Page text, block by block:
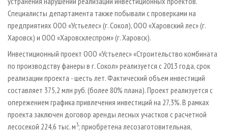
Специалисты департамента также побывали с проверками на
предприятиях ООО «Устьелес» (г. Сокол), ООО «Харовский лес» (г.
Харовск) и ООО «Харовсклеспром» (г. Харовск).
Инвестиционный проект ООО «Устьелес» «Строительство комбината
по производству фанеры в г. Сокол» реализуется с 2013 года, срок
реализации проекта - шесть лет. Фактический объем инвестиций
составляет 375,2 млн руб. (более 80% плана). Проект реализуется с
опережением графика привлечения инвестиций на 27,3%. В рамках
проекта заключен договор аренды лесных участков с расчетной
лесосекой 224,6 тыс. м3; приобретена лесозаготовительная,